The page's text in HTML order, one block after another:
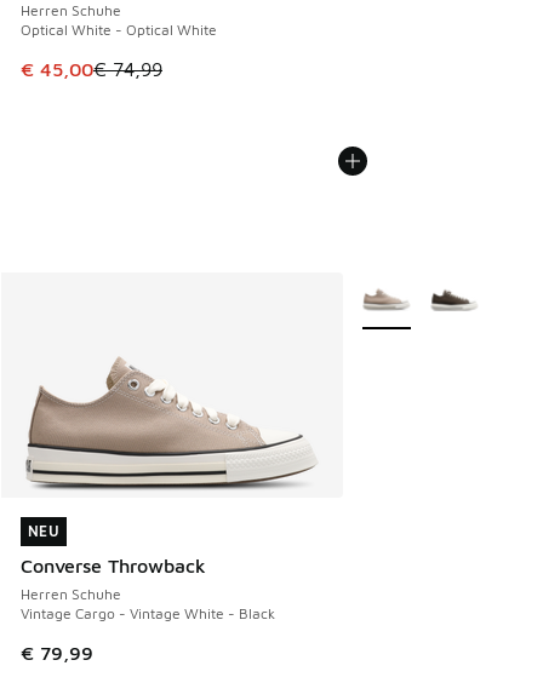
Herren Schuhe
Optical White - Optical White
Dieser Artikel ist im Sale. Der Preis ist von € 74,99 auf €
€ 45,00€ 74,99
NEU
Converse Throwback
Herren Schuhe
Vintage Cargo - Vintage White - Black
€ 79,99
NEU
Weitere Farben